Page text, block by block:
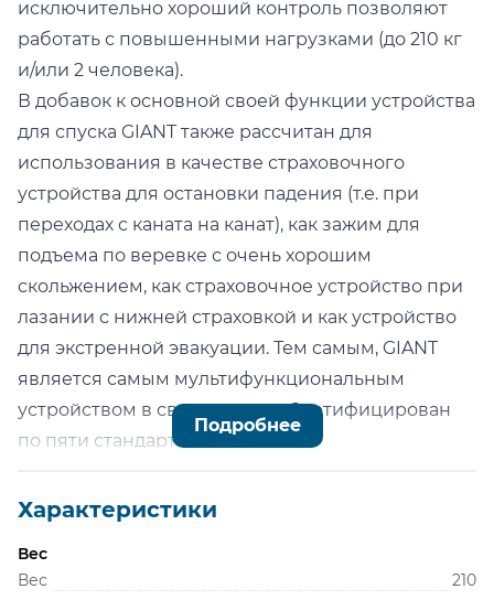
исключительно хороший контроль позволяют
работать с повышенными нагрузками (до 210 кг
и/или 2 человека).
В добавок к основной своей функции устройства
для спуска GIANT также рассчитан для
использования в качестве страховочного
устройства для остановки падения (т.е. при
переходах с каната на канат), как зажим для
подъема по веревке с очень хорошим
скольжением, как страховочное устройство при
лазании с нижней страховкой и как устройство
для экстренной эвакуации. Тем самым, GIANT
является самым мультифункциональным
устройством в своем классе. Сертифицирован
по пяти стандартам!
которая блокирует устройство в случае, если
Работнику нет необходимости дополнительно
блокировать устройство при помощи веревки,
Подробнее
Характеристики
Вес
Вес
210